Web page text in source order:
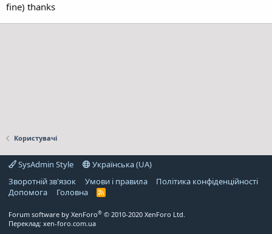
fine) thanks
Користувачі
SysAdmin Style
Українська (UA)
Зворотній зв'язок
Умови і правила
Політика конфіденційності
Дoпoмoга
Головна
R
Forum software by XenForo® © 2010-2020 XenForo Ltd.
Переклад: xen-foro.com.ua